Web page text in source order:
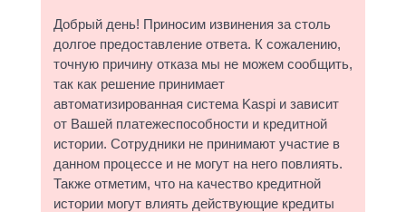
Добрый день! Приносим извинения за столь
долгое предоставление ответа. К сожалению,
точную причину отказа мы не можем сообщить,
так как решение принимает
автоматизированная система Kaspi и зависит
от Вашей платежеспособности и кредитной
истории. Сотрудники не принимают участие в
данном процессе и не могут на него повлиять.
Также отметим, что на качество кредитной
истории могут влиять действующие кредиты